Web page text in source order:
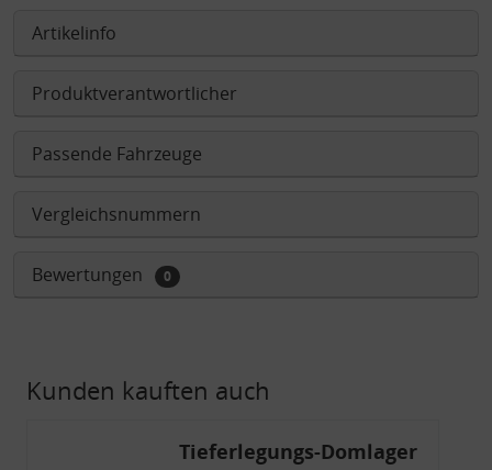
Artikelinfo
Produktverantwortlicher
Passende Fahrzeuge
Vergleichsnummern
Bewertungen 0
Kunden kauften auch
Tieferlegungs-Domlager